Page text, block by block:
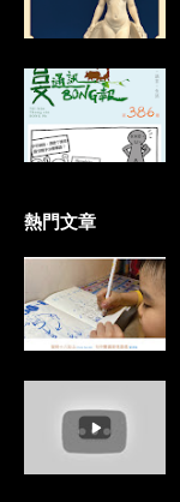
熱門文章